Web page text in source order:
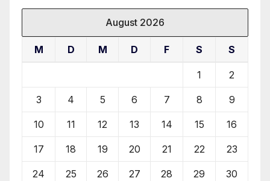
August 2026
M D M D F S S
1 2
3 4 5 6 7 8 9
10 11 12 13 14 15 16
17 18 19 20 21 22 23
24 25 26 27 28 29 30